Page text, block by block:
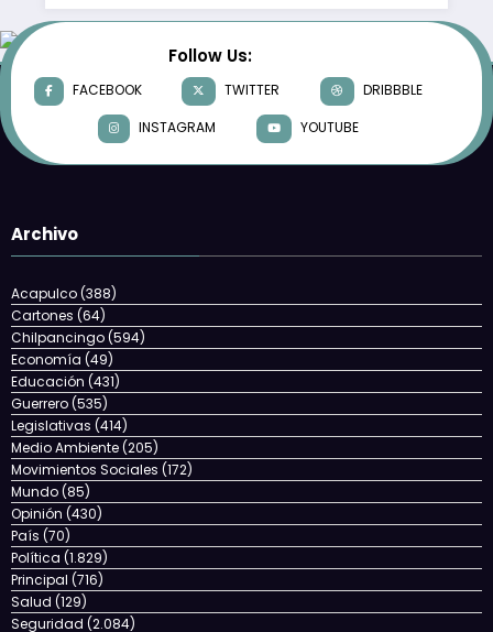
Follow Us:
FACEBOOK TWITTER
DRIBBBLE
INSTAGRAM
YOUTUBE
Archivo
Acapulco(388)
Cartones (64)
Chilpancingo(594)
Economía (49)
Educación (431)
Guerrero(535)
Legislativas (414)
Medio Ambiente(205)
Movimientos Sociales (172)
Mundo(85)
Opinión (430)
País (70)
Política (1.829)
Principal (716)
Salud (129)
Seguridad (2.084)